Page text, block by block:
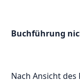
Buchführung
Nach Ansicht